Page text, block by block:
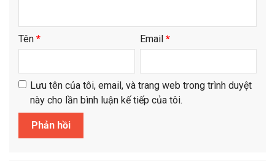
Tên * Email *
Lưu tên của tôi, email, và trang web trong trình duyệt
này cho lần bình luận kế tiếp của tôi.